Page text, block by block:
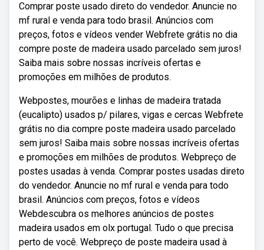
Comprar poste usado direto do vendedor. Anuncie no
mf rural e venda para todo brasil. Anúncios com
preços, fotos e vídeos vender Webfrete grátis no dia
compre poste de madeira usado parcelado sem juros!
Saiba mais sobre nossas incríveis ofertas e
promoções em milhões de produtos.
Webpostes, mourões e linhas de madeira tratada
(eucalipto) usados p/ pilares, vigas e cercas Webfrete
grátis no dia compre poste madeira usado parcelado
sem juros! Saiba mais sobre nossas incríveis ofertas
e promoções em milhões de produtos. Webpreço de
postes usadas à venda. Comprar postes usadas direto
do vendedor. Anuncie no mf rural e venda para todo
brasil. Anúncios com preços, fotos e vídeos
Webdescubra os melhores anúncios de postes
madeira usados em olx portugal. Tudo o que precisa
perto de você. Webpreço de poste madeira usad à